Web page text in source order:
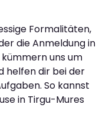
Formalitäten,
die Anmeldung in
uns um
helfen dir bei der
So kannst
in Tirgu-Mures